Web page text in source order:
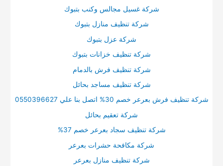
شركة غسيل مجالس وكنب بتبوك
شركة تنظيف منازل بتبوك
شركة عزل بتبوك
شركة تنظيف خزانات بتبوك
شركة تنظيف فرش بالدمام
شركة تنظيف مساجد بحائل
شركة تنظيف فرش بعرعر خصم 30% اتصل بنا علي 0550396627
شركة تعقيم بحائل
شركة تنظيف سجاد بعرعر خصم 37%
شركة مكافحة حشرات بعرعر
شركة تنظيف منازل بعرعر